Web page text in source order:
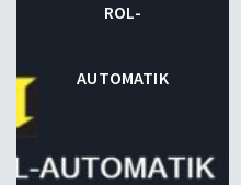
ROL-
AUTOMATIK